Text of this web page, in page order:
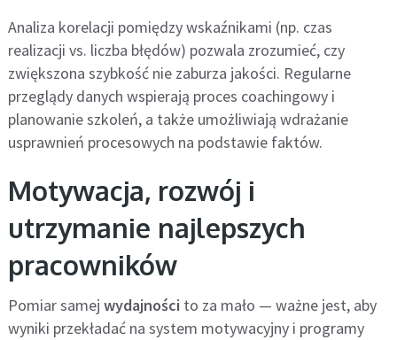
Analiza korelacji pomiędzy wskaźnikami (np. czas
realizacji vs. liczba błędów) pozwala zrozumieć, czy
zwiększona szybkość nie zaburza jakości. Regularne
przeglądy danych wspierają proces coachingowy i
planowanie szkoleń, a także umożliwiają wdrażanie
usprawnień procesowych na podstawie faktów.
Motywacja, rozwój i
utrzymanie najlepszych
pracowników
Pomiar samej wydajności to za mało — ważne jest, aby
wyniki przekładać na system motywacyjny i programy